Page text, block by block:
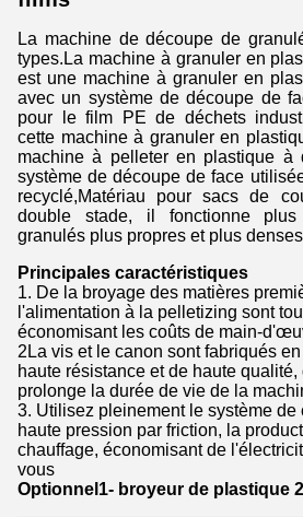
La machine de découpe de
types.La machine à granuler en
est une machine à granuler en
avec un système de découpe de
pour le film PE de déchets
cette machine à granuler en
machine à pelleter en plastique à
système de découpe de face
recyclé,Matériau pour sacs de
double stade, il fonctionne
granulés plus propres et plus
Principales caractéristiques
1. De la broyage des matières
l'alimentation à la pelletizing sont
économisant les coûts de main-
2La vis et le canon sont fabriqués
haute résistance et de haute
prolonge la durée de vie de la
3. Utilisez pleinement le système de
haute pression par friction, la
chauffage, économisant de
vous
Optionnel 1- broyeur de plastique